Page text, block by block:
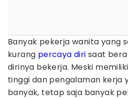
Banyak pekerja wanita yang
kurang percaya diri saat
dirinya bekerja. Meski
tinggi dan pengalaman kerja
banyak, tetap saja banyak